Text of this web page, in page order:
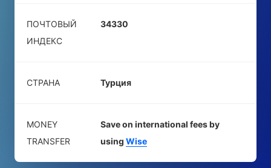
ПОЧТОВЫЙ
ИНДЕКС
34330
СТРАНА Турция
MONEY
TRANSFER
Save on international fees by
using Wise